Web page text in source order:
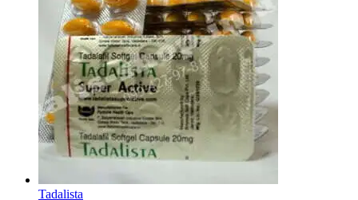
Tadalista